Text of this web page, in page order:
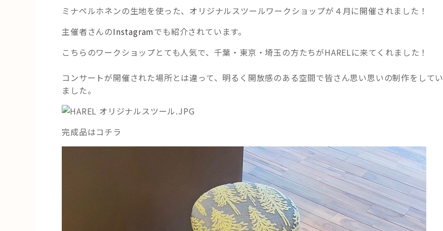
ミナペルホネンの生地を使った、オリジナルスツールワークショップが４月に開催されました！
主催者さんのInstagramでも紹介されています。
こちらのワークショップとても人気で、千葉・東京・埼玉の方たちがHARELに来てくれました！
コンサートが開催された場所とは違って、明るく開放感のある空間で皆さん思い思いの制作をしてい
ました。
完成品はコチラ